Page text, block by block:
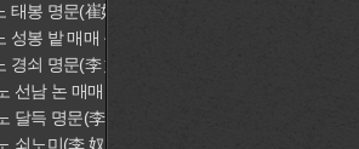
태봉 명문(崔奴 太奉 明文)
성봉 밭 매매 문기(沈奴 星奉 田賣買文記)
경쇠 명문(李 奴 京釗 明文)
선남 논 매매 문기(崔 奴 先男 畓賣買文記)
달득 명문(李 奴 達得 明文)
쇠노미(李 奴 金老味 明文)